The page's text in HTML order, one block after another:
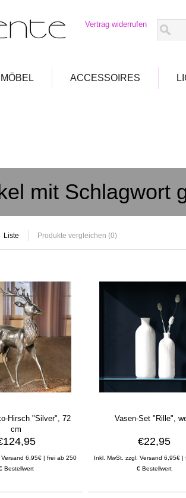
Vertrag widerrufen
MÖBEL ACCESSOIRES
mit Schlagwort
Liste Produkte vergleichen (0)
Hirsch "Silver", 72
cm
Versand 6,95€ | frei ab 250
Bestellwert
Vasen-Set "Rille",
€22,95
Inkl. MwSt. zzgl. Versand 6,95€ |
€ Bestellwert